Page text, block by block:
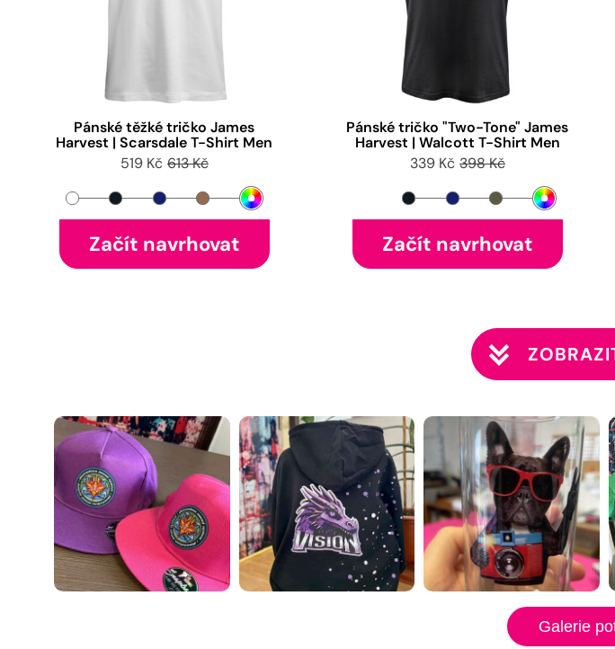
Pánské těžké tričko James
Harvest | Scarsdale T-Shirt Men
519 Kč 613 Kč
Začít navrhovat
Pánské tričko "Two-Tone" James
Harvest | Walcott T-Shirt Men
339 Kč 398 Kč
Začít navrhovat
Galerie